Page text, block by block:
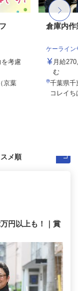
考慮
京葉
倉庫内作
ケーライ
月給
む
千葉県千
コレイ
円以上も！｜賞